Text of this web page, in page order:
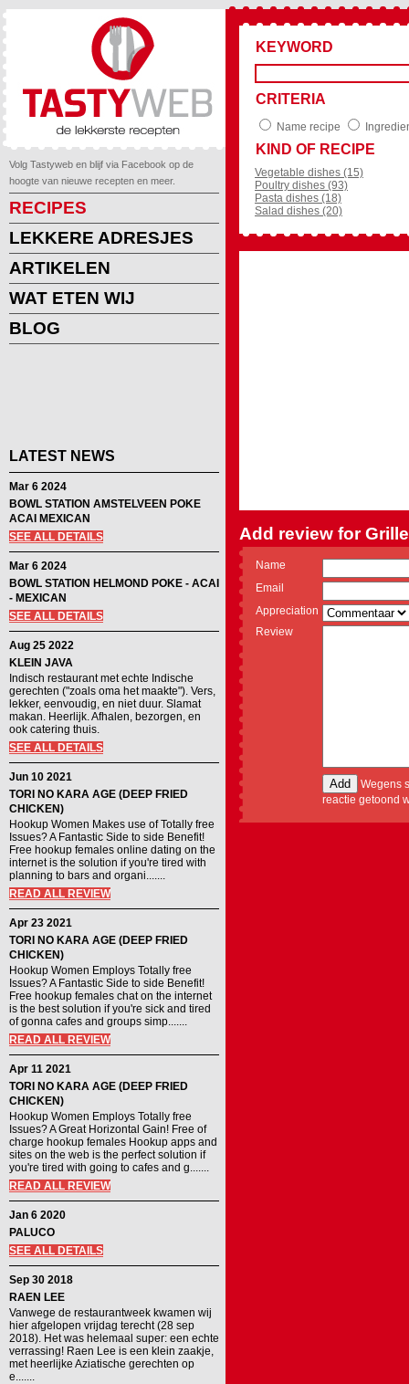
Volg Tastyweb en blijf via Facebook op de
hoogte van nieuwe recepten en meer.
RECIPES
LEKKERE ADRESJES
ARTIKELEN
WAT ETEN WIJ
BLOG
LATEST NEWS
Mar 6 2024
BOWL STATION AMSTELVEEN POKE
ACAI MEXICAN
SEE ALL DETAILS
Mar 6 2024
BOWL STATION HELMOND POKE - ACAI
- MEXICAN
SEE ALL DETAILS
Aug 25 2022
KLEIN JAVA
Indisch restaurant met echte Indische
gerechten ("zoals oma het maakte"). Vers,
lekker, eenvoudig, en niet duur. Slamat
makan. Heerlijk. Afhalen, bezorgen, en
ook catering thuis.
SEE ALL DETAILS
Jun 10 2021
TORI NO KARA AGE (DEEP FRIED
CHICKEN)
Hookup Women Makes use of Totally free
Issues? A Fantastic Side to side Benefit!
Free hookup females online dating on the
internet is the solution if you're tired with
planning to bars and organi.......
READ ALL REVIEW
Apr 23 2021
TORI NO KARA AGE (DEEP FRIED
CHICKEN)
Hookup Women Employs Totally free
Issues? A Fantastic Side to side Benefit!
Free hookup females chat on the internet
is the best solution if you're sick and tired
of gonna cafes and groups simp.......
READ ALL REVIEW
Apr 11 2021
TORI NO KARA AGE (DEEP FRIED
CHICKEN)
Hookup Women Employs Totally free
Issues? A Great Horizontal Gain! Free of
charge hookup females Hookup apps and
sites on the web is the perfect solution if
you're tired with going to cafes and g.......
READ ALL REVIEW
Jan 6 2020
PALUCO
SEE ALL DETAILS
Sep 30 2018
RAEN LEE
Vanwege de restaurantweek kwamen wij
hier afgelopen vrijdag terecht (28 sep
2018). Het was helemaal super: een echte
verrassing! Raen Lee is een klein zaakje,
met heerlijke Aziatische gerechten op
e.......
KEYWORD
CRITERIA
Name recipe
KIND OF RECIPE
Vegetable dishes (15)
Poultry dishes (93)
Pasta dishes (18)
Salad dishes (20)
Add review for
Name
Email
Appreciation
Review
Wegens
reactie getoond